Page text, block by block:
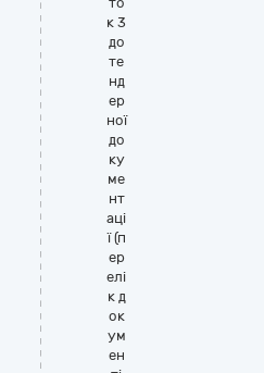
к 3
до
те
нд
ер
ної
до
ку
ме
нт
аці
ї (п
ер
елі
к д
ок
ум
ен